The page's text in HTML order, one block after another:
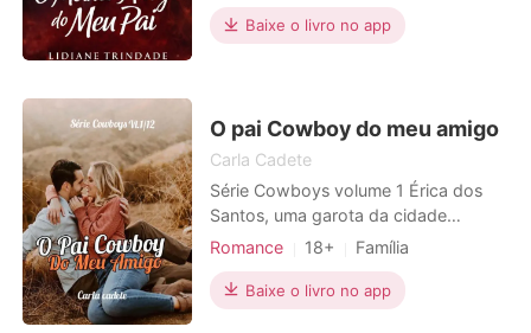
entanto, tudo mudou repentinamente
após seu pai sofrer um acidente e
boa relação com o pai e f
Primeiro amor
Gravidez
Sortuda
Charmoso
Baixe o livro no app
O pai Cowboy do meu amigo
Carla Cadete
Série Cowboys volume 1 Érica dos
Santos, uma garota da cidade
grande. Sai de férias da faculdade e
fazenda do pai. Ao conhecer Cássio
Durant, Érica se apaixona
Romance 18+
Família
Amor a primeira vista
Paixão / Erótica
Baixe o livro no app